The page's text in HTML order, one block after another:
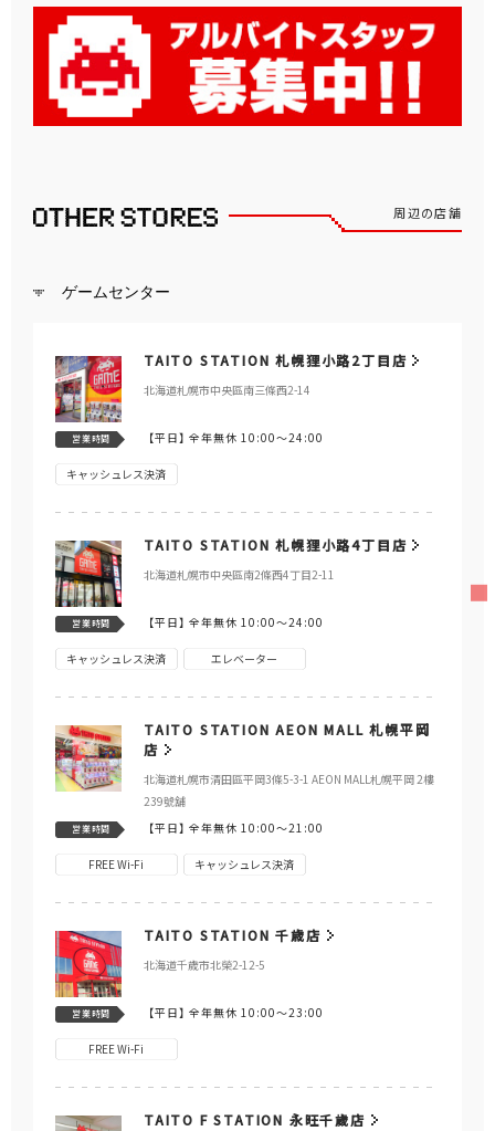
周辺の店舗
ゲームセンター
TAITO STATION 札幌狸小路2丁目店
北海道札幌市中央區南三條西2-14
営業時間 【平日】全年無休 10:00～24:00
キャッシュレス決済
TAITO STATION 札幌狸小路4丁目店
北海道札幌市中央區南2條西4丁目2-11
営業時間 【平日】全年無休 10:00～24:00
キャッシュレス決済 エレベーター
TAITO STATION AEON MALL 札幌平岡
店
北海道札幌市清田區平岡3條5-3-1 AEON MALL札幌平岡 2樓
239號舖
営業時間 【平日】全年無休 10:00～21:00
FREE Wi-Fi キャッシュレス決済
TAITO STATION 千歳店
北海道千歲市北榮2-12-5
営業時間 【平日】全年無休 10:00～23:00
FREE Wi-Fi
TAITO F STATION 永旺千歲店